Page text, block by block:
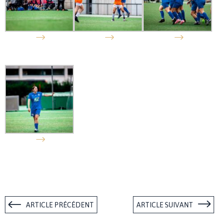
ARTICLE PRÉCÉDENT ARTICLE SUIVANT